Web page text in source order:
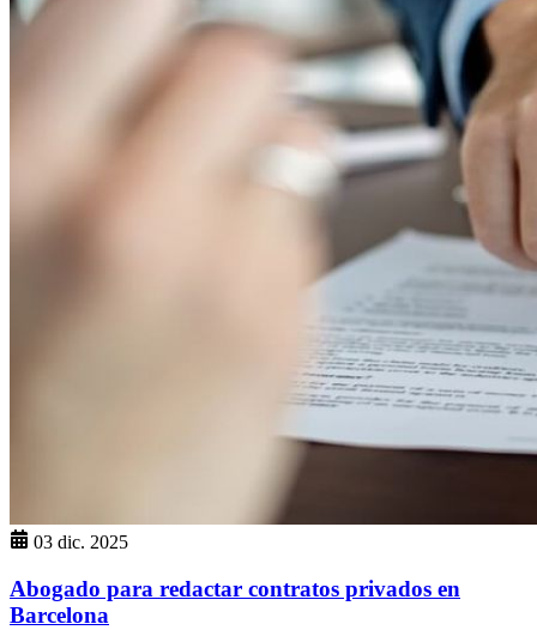
03 dic. 2025
Abogado para redactar contratos privados en
Barcelona